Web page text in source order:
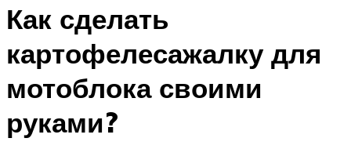
Как сделать
картофелесажалку для
мотоблока своими
руками?